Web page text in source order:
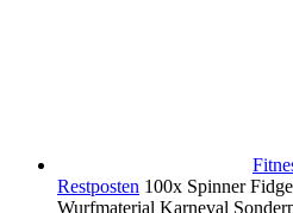
Restposten 100x Spinner
Wurfmaterial Karneval